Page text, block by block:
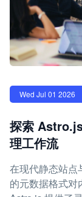
Wed Jul 01 2026
探索
理工作流
在现代静态站点
的元数据格式对